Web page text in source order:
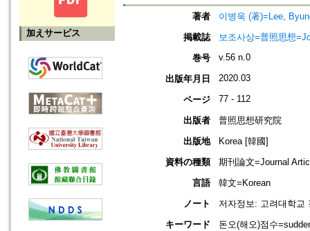
加えサービス
著者
이병욱 (著)=Lee,
掲載誌
보조사상=普照思想
巻号
v.56 n.0
出版年月日 2020.03
ページ 77 - 112
出版者
普照思想研究院
出版地
Korea [韓國]
資料の種類
期刊論文=Journal
言語
韓文=Korean
ノート
저자정보: 고려대학교
キーワード
돈오(해오)점수